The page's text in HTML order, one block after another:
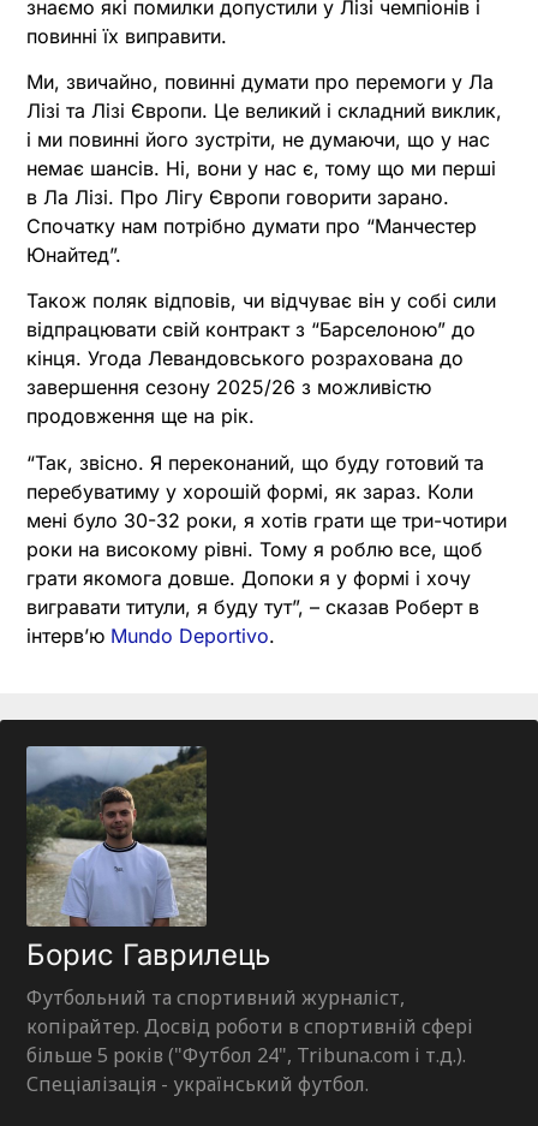
знаємо які помилки допустили у Лізі чемпіонів і
повинні їх виправити.
Ми, звичайно, повинні думати про перемоги у Ла
Лізі та Лізі Європи. Це великий і складний виклик,
і ми повинні його зустріти, не думаючи, що у нас
немає шансів. Ні, вони у нас є, тому що ми перші
в Ла Лізі. Про Лігу Європи говорити зарано.
Спочатку нам потрібно думати про “Манчестер
Юнайтед”.
Також поляк відповів, чи відчуває він у собі сили
відпрацювати свій контракт з “Барселоною” до
кінця. Угода Левандовського розрахована до
завершення сезону 2025/26 з можливістю
продовження ще на рік.
“Так, звісно. Я переконаний, що буду готовий та
перебуватиму у хорошій формі, як зараз. Коли
мені було 30-32 роки, я хотів грати ще три-чотири
роки на високому рівні. Тому я роблю все, щоб
грати якомога довше. Допоки я у формі і хочу
вигравати титули, я буду тут”, – сказав Роберт в
інтерв’ю Mundo Deportivo.
Борис Гаврилець
Футбольний та спортивний журналіст,
копірайтер. Досвід роботи в спортивній сфері
більше 5 років ("Футбол 24", Tribuna.com і т.д.).
Спеціалізація - український футбол.